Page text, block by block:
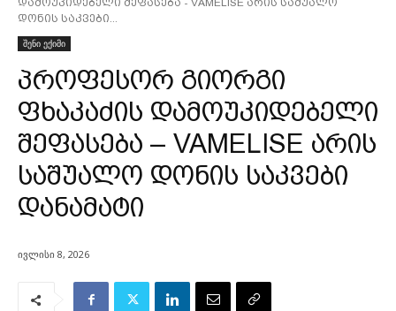
დამოუკიდებელი შეფასება - VAMELISE არის საშუალო
დონის საკვები...
შენი ექიმი
პროფესორ გიორგი
ფხაკაძის დამოუკიდებელი
შეფასება – VAMELISE არის
საშუალო დონის საკვები
დანამატი
ივლისი 8, 2026